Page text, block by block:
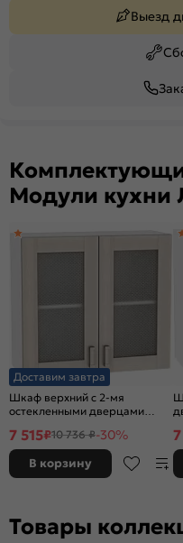
Выезд
Модули кухни
Доставим завтра
Шкаф верхний с 2-мя
остекленными дверцами
Veralinga-Белый
7 515₽10 736 ₽-30%
В корзину
Товары